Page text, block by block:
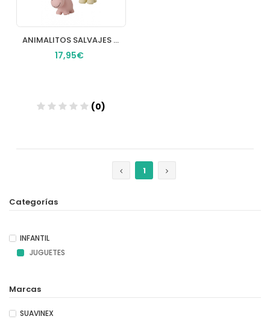
ANIMALITOS SALVAJES SONAJERO DE LATEX CON CASCAB
17,95€
(0)
1
Categorías
INFANTIL
JUGUETES
Marcas
SUAVINEX